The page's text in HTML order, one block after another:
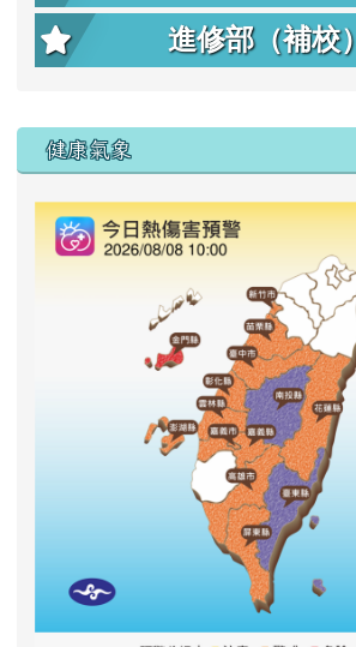
進修部（補校）
右邊區域內容
健康氣象